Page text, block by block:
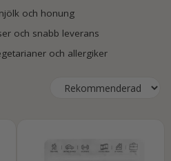
och honung
och snabb leverans
och allergiker